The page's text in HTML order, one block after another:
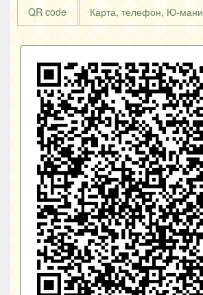
QR code Карта, телефон, Ю-мани